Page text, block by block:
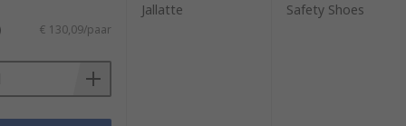
€ 130,09/paar
Jallatte Safety Shoes